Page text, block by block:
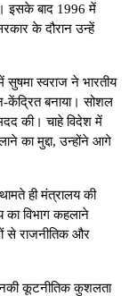
इसके बाद 1996 में
के दौरान उन्हें
स्वराज ने भारतीय
केंद्रित बनाया। सोशल
की। चाहे विदेश में
का मुद्दा, उन्होंने आगे
ही मंत्रालय की
विभाग कहलाने
से राजनीतिक और
कूटनीतिक कुशलता